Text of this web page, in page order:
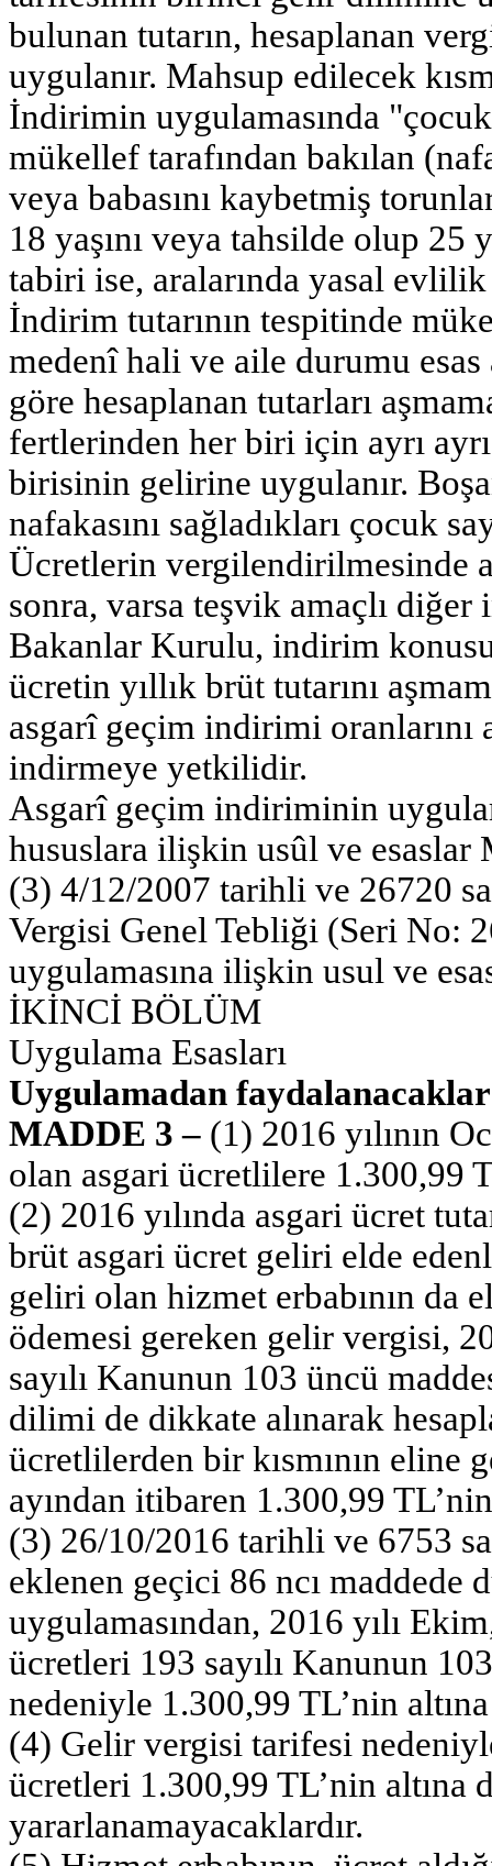
bulunan tutarın, hesaplanan
uygulanır. Mahsup edilecek
İndirimin uygulamasında
mükellef tarafından bakılan
veya babasını kaybetmiş
18 yaşını veya tahsilde olup 25
tabiri ise, aralarında yasal
İndirim tutarının tespitinde
medenî hali ve aile durumu
göre hesaplanan tutarları
fertlerinden her biri için ayrı
birisinin gelirine uygulanır.
nafakasını sağladıkları çocuk
Ücretlerin vergilendirilmesinde
sonra, varsa teşvik amaçlı
Bakanlar Kurulu, indirim
ücretin yıllık brüt tutarını
asgarî geçim indirimi oranlarını
indirmeye yetkilidir.
Asgarî geçim indiriminin
hususlara ilişkin usûl ve esaslar
(3) 4/12/2007 tarihli ve 26720
Vergisi Genel Tebliği (Seri No:
uygulamasına ilişkin usul ve
İKİNCİ BÖLÜM
Uygulama Esasları
Uygulamadan faydalanacaklar
MADDE 3 – (1) 2016 yılının
olan asgari ücretlilere 1.300,99
(2) 2016 yılında asgari ücret
brüt asgari ücret geliri elde
geliri olan hizmet erbabının da
ödemesi gereken gelir vergisi,
sayılı Kanunun 103 üncü
dilimi de dikkate alınarak
ücretlilerden bir kısmının eline
ayından itibaren 1.300,99
(3) 26/10/2016 tarihli ve 6753
eklenen geçici 86 ncı
uygulamasından, 2016 yılı
ücretleri 193 sayılı Kanunun
nedeniyle 1.300,99 TL’nin
(4) Gelir vergisi tarifesi
ücretleri 1.300,99 TL’nin altına
yararlanamayacaklardır.